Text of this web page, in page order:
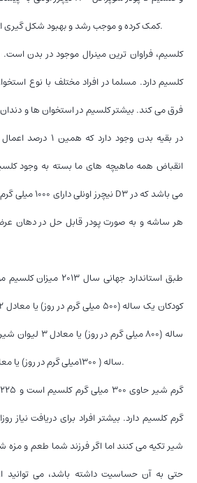
کمک کرده و موجب رشد و بهبود شکل گیری استخوان و دندان ها می گردد.
کلسیم دارد. مسلما در افراد مختلف با نوع
در بقیه بدن وجود
هر ساشه و به صورت پودر قابل حل در دهان
طبق استاندارد جهانی
ساله ( ۱۳۰۰میلی گرم در روز) یا معادل ۴ لیوان شیر در روز است.
گرم کلسیم دارد. بیشتر افراد برای دریافت نیاز
شیر تکیه می کنند اما اگر فرزند شما طعم و مزه